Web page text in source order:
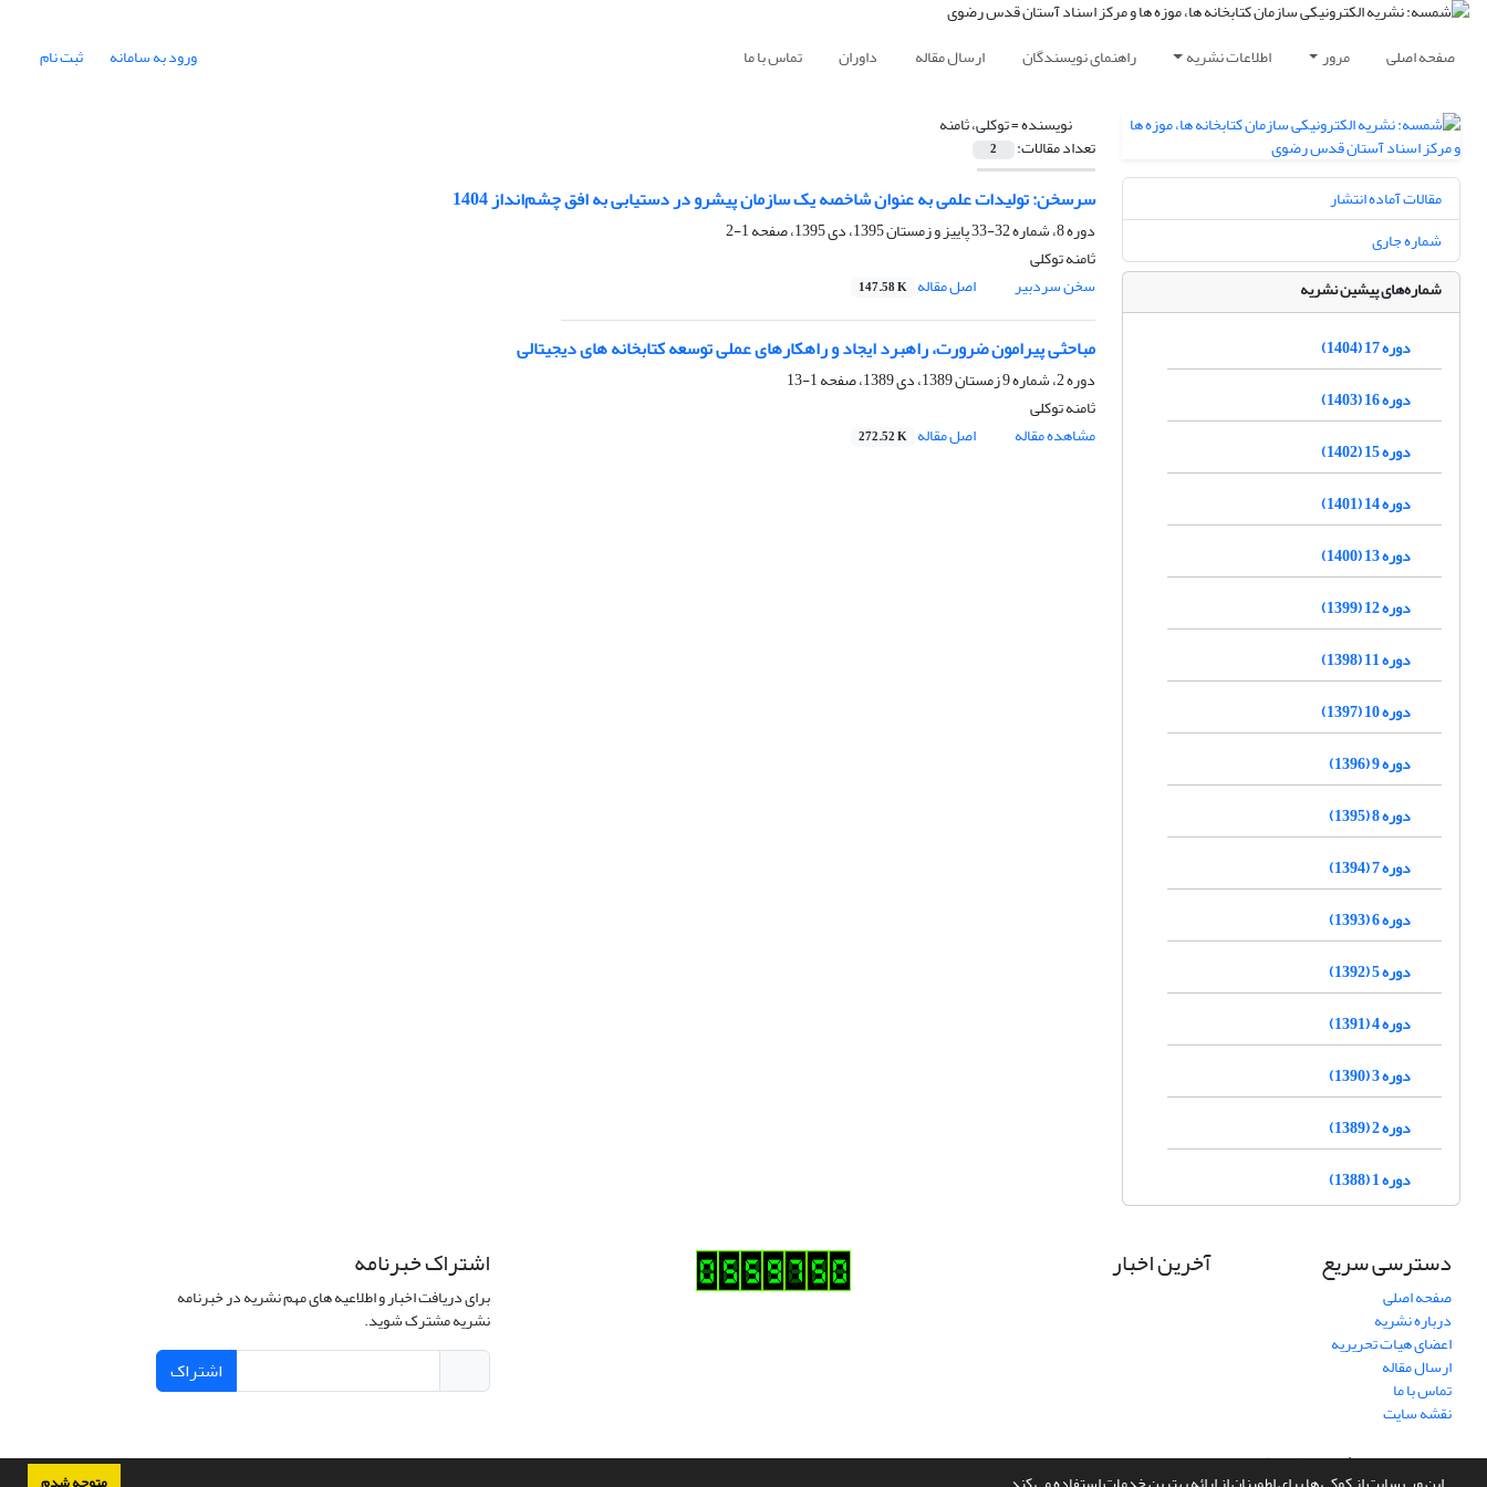
صفحه اصلی مرور اطلاعات نشریه راهنمای نویسندگان ارسال مقاله داوران تماس با ما ورود به سامانه ثبت نام
نویسنده =توکلی، ثامنه
تعداد مقالات: 2
سرسخن: تولیدات علمی به عنوان شاخصه یک سازمان پیشرو در دستیابی به افق چشم‌انداز 1404
دوره 8، شماره 32-33 پاییز و زمستان 1395، دی 1395، صفحه
1-2
ثامنه توکلی
سخن سردبیر
اصل مقاله 147.58 K
مباحثی پیرامون ضرورت، راهبرد ایجاد و راهکارهای عملی توسعه کتابخانه های دیجیتالی
دوره 2، شماره 9 زمستان 1389، دی 1389، صفحه
1-13
ثامنه توکلی
مشاهده مقاله
اصل مقاله 272.52 K
مقالات آماده انتشار
شماره جاری
شماره‌های پیشین نشریه
دوره 17 (1404)
دوره 16 (1403)
دوره 15 (1402)
دوره 14 (1401)
دوره 13 (1400)
دوره 12 (1399)
دوره 11 (1398)
دوره 10 (1397)
دوره 9 (1396)
دوره 8 (1395)
دوره 7 (1394)
دوره 6 (1393)
دوره 5 (1392)
دوره 4 (1391)
دوره 3 (1390)
دوره 2 (1389)
دوره 1 (1388)
دسترسی سریع
صفحه اصلی
درباره نشریه
اعضای هیات تحریریه
ارسال مقاله
تماس با ما
نقشه سایت
آخرین اخبار اشتراک خبرنامه
برای دریافت اخبار و اطلاعیه های مهم نشریه در خبرنامه
نشریه مشترک شوید.
اشتراک
سامانه مدیریت نشریات علمی.طراحی و پیاده سازی ازسیناوب